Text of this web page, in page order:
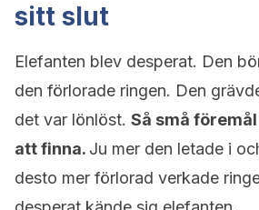
sitt slut
Elefanten blev desperat. Den
den förlorade ringen. Den
det var lönlöst. Så små
att finna. Ju mer den letade i
desto mer förlorad verkade